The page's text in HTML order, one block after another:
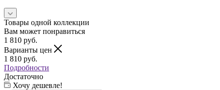
Товары одной коллекции
Вам может понравиться
1 810 руб.
Варианты цен
1 810 руб.
Подробности
Достаточно
Хочу дешевле!